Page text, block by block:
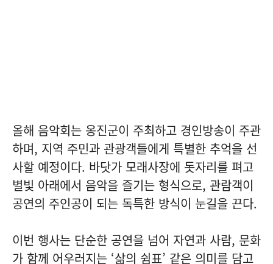
올해 음악회는 옹진군이 주최하고 경인방송이 주관
하며, 지역 주민과 관광객들에게 특별한 추억을 선
사할 예정이다. 바닷가 모래사장에 돗자리를 펴고
별빛 아래에서 음악을 즐기는 형식으로, 관람객이
공연의 주인공이 되는 독특한 방식이 눈길을 끈다.
이번 행사는 단순한 공연을 넘어 자연과 사람, 문화
가 함께 어우러지는 ‘삶의 쉼표’ 같은 의미를 담고